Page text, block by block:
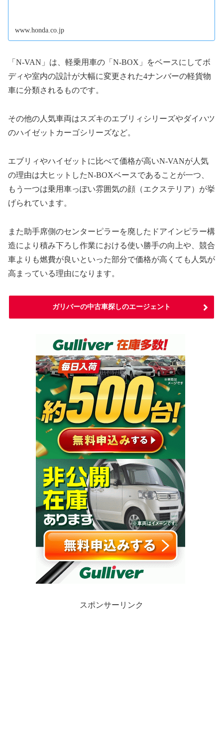
www.honda.co.jp
「N-VAN」は、軽乗用車の「N-BOX」をベースにしてボ
ディや室内の設計が大幅に変更された4ナンバーの軽貨物
車に分類されるものです。
その他の人気車両はスズキのエブリィシリーズやダイハツ
のハイゼットカーゴシリーズなど。
エブリィやハイゼットに比べて価格が高いN-VANが人気
の理由は大ヒットしたN-BOXベースであることが一つ、
もう一つは乗用車っぽい雰囲気の顔（エクステリア）が挙
げられています。
また助手席側のセンターピラーを廃したドアインピラー構
造により積み下ろし作業における使い勝手の向上や、競合
車よりも燃費が良いといった部分で価格が高くても人気が
高まっている理由になります。
ガリバーの中古車探しのエージェント
スポンサーリンク